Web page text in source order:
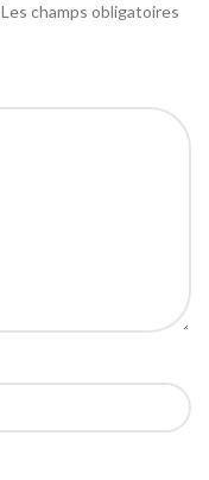
Les champs obligatoires